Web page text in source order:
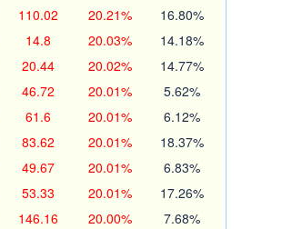
110.02 20.21% 16.80%
14.8 20.03% 14.18%
20.44 20.02% 14.77%
46.72 20.01% 5.62%
61.6 20.01% 6.12%
83.62 20.01% 18.37%
49.67 20.01% 6.83%
53.33 20.01% 17.26%
146.16 20.00% 7.68%